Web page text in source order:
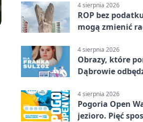
4 sierpnia 2026
ROP bez
mogą zmienić
4 sierpnia 2026
Obrazy, które
Dąbrowie
4 sierpnia 2026
Pogoria Open
jezioro. Pięć